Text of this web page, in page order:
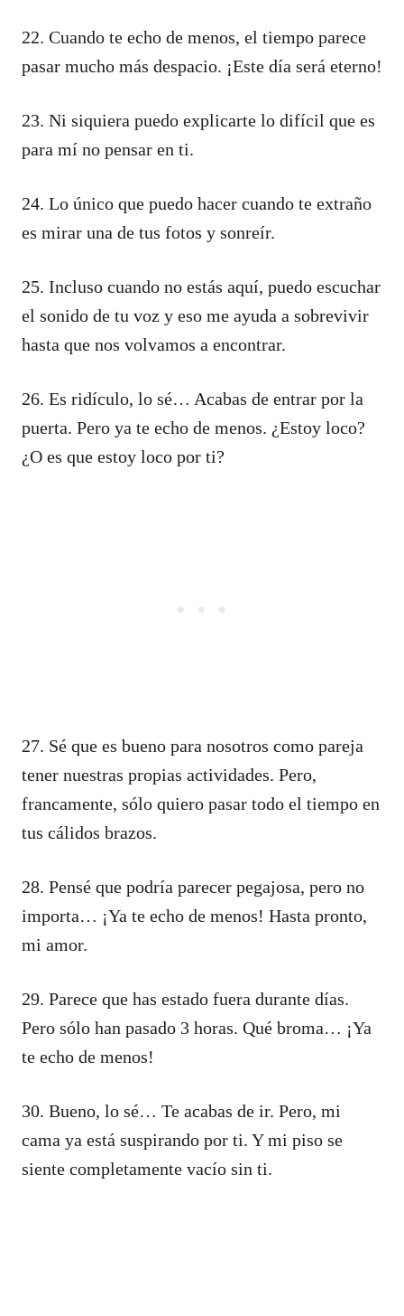
22. Cuando te echo de menos, el tiempo parece
pasar mucho más despacio. ¡Este día será eterno!
23. Ni siquiera puedo explicarte lo difícil que es
para mí no pensar en ti.
24. Lo único que puedo hacer cuando te extraño
es mirar una de tus fotos y sonreír.
25. Incluso cuando no estás aquí, puedo escuchar
el sonido de tu voz y eso me ayuda a sobrevivir
hasta que nos volvamos a encontrar.
26. Es ridículo, lo sé… Acabas de entrar por la
puerta. Pero ya te echo de menos. ¿Estoy loco?
¿O es que estoy loco por ti?
27. Sé que es bueno para nosotros como pareja
tener nuestras propias actividades. Pero,
francamente, sólo quiero pasar todo el tiempo en
tus cálidos brazos.
28. Pensé que podría parecer pegajosa, pero no
importa… ¡Ya te echo de menos! Hasta pronto,
mi amor.
29. Parece que has estado fuera durante días.
Pero sólo han pasado 3 horas. Qué broma… ¡Ya
te echo de menos!
30. Bueno, lo sé… Te acabas de ir. Pero, mi
cama ya está suspirando por ti. Y mi piso se
siente completamente vacío sin ti.